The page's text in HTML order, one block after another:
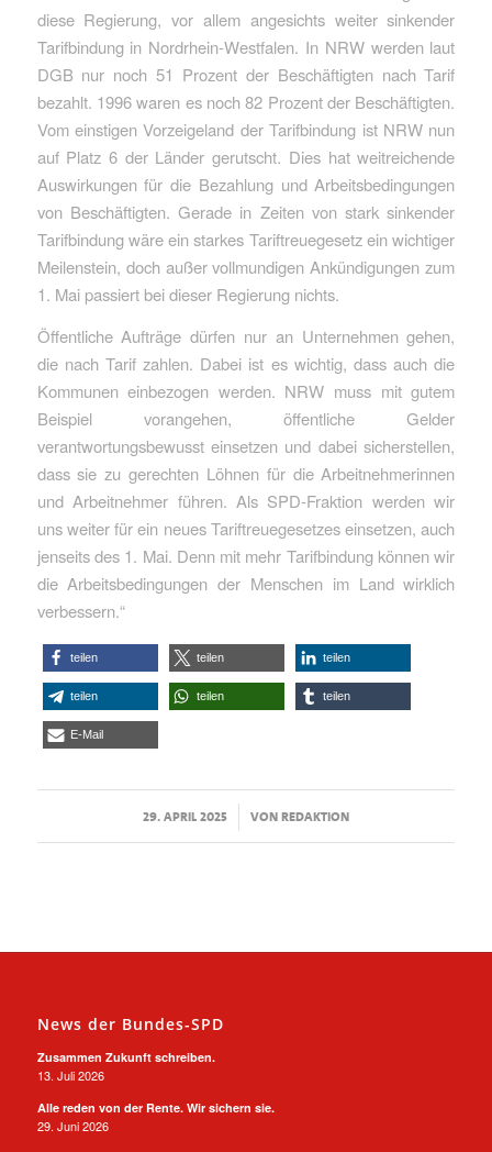
diese Regierung, vor allem angesichts weiter sinkender
Tarifbindung in Nordrhein-Westfalen. In NRW werden laut
DGB nur noch 51 Prozent der Beschäftigten nach Tarif
bezahlt. 1996 waren es noch 82 Prozent der Beschäftigten.
Vom einstigen Vorzeigeland der Tarifbindung ist NRW nun
auf Platz 6 der Länder gerutscht. Dies hat weitreichende
Auswirkungen für die Bezahlung und Arbeitsbedingungen
von Beschäftigten. Gerade in Zeiten von stark sinkender
Tarifbindung wäre ein starkes Tariftreuegesetz ein wichtiger
Meilenstein, doch außer vollmundigen Ankündigungen zum
1. Mai passiert bei dieser Regierung nichts.
Öffentliche Aufträge dürfen nur an Unternehmen gehen,
die nach Tarif zahlen. Dabei ist es wichtig, dass auch die
Kommunen einbezogen werden. NRW muss mit gutem
Beispiel vorangehen, öffentliche Gelder
verantwortungsbewusst einsetzen und dabei sicherstellen,
dass sie zu gerechten Löhnen für die Arbeitnehmerinnen
und Arbeitnehmer führen. Als SPD-Fraktion werden wir
uns weiter für ein neues Tariftreuegesetzes einsetzen, auch
jenseits des 1. Mai. Denn mit mehr Tarifbindung können wir
die Arbeitsbedingungen der Menschen im Land wirklich
verbessern.“
teilen teilen teilen
teilen teilen teilen
E-Mail
29. APRIL 2025
/ VONREDAKTION
News der Bundes-SPD
Zusammen Zukunft schreiben.
13. Juli 2026
Alle reden von der Rente. Wir sichern sie.
29. Juni 2026